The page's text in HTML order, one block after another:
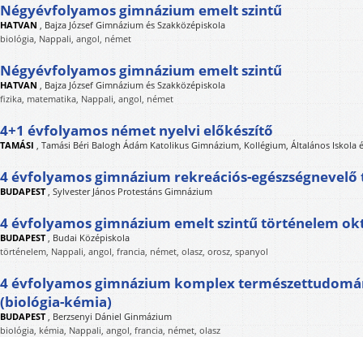
Négyévfolyamos gimnázium emelt szintű
HATVAN , Bajza József Gimnázium és Szakközépiskola
biológia, Nappali, angol, német
Négyévfolyamos gimnázium emelt szintű
HATVAN , Bajza József Gimnázium és Szakközépiskola
fizika, matematika, Nappali, angol, német
4+1 évfolyamos német nyelvi előkészítő
TAMÁSI , Tamási Béri Balogh Ádám Katolikus Gimnázium, Kollégium, Általános Iskola
4 évfolyamos gimnázium rekreációs-egészségnevelő
BUDAPEST, Sylvester János Protestáns Gimnázium
4 évfolyamos gimnázium emelt szintű történelem
BUDAPEST, Budai Középiskola
történelem, Nappali, angol, francia, német, olasz, orosz, spanyol
4 évfolyamos gimnázium komplex
(biológia-kémia)
BUDAPEST, Berzsenyi Dániel Ginmázium
biológia, kémia, Nappali, angol, francia, német, olasz